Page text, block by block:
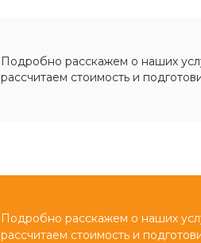
Подробно расскажем о наших
рассчитаем стоимость и
Подробно расскажем о наших
рассчитаем стоимость и